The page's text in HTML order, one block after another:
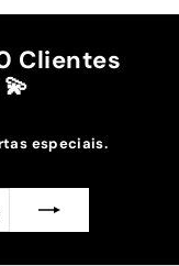
€
1
,
0
Clientes
especiais.